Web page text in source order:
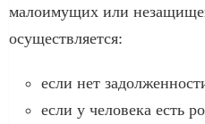
малоимущих или
осуществляется:
если нет
если у человека есть